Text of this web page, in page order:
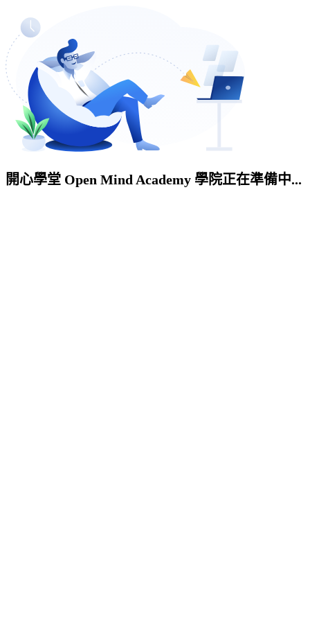
開心學堂 Open Mind Academy 學院正在準備中...